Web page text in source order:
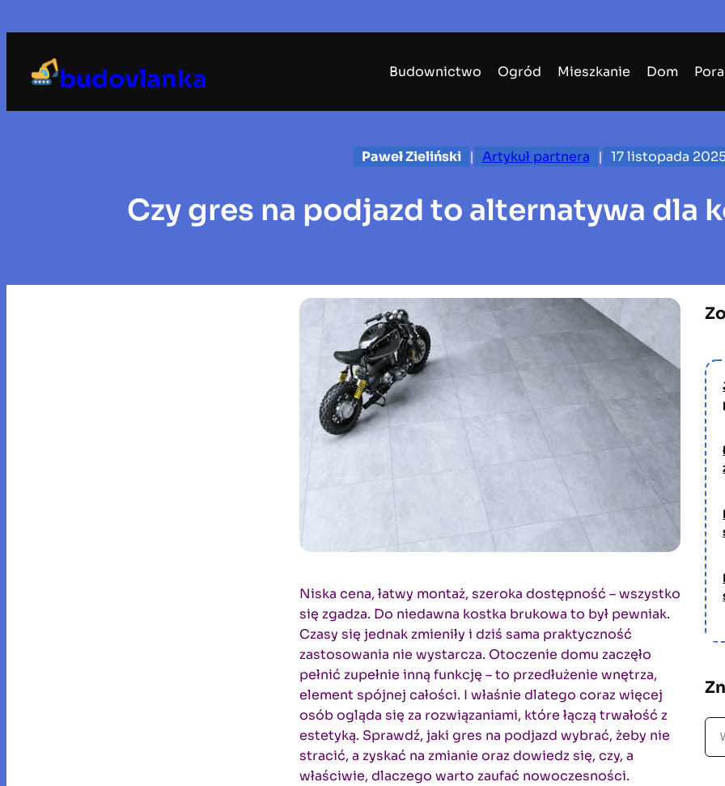
do
budovlanka Budownictwo Ogród Mieszkanie Dom
Paweł Zieliński | Artykuł partnera | 17 listopada
Czy gres na podjazd to alternatywa dla
Niska cena, łatwy montaż, szeroka dostępność – wszystko
się zgadza. Do niedawna kostka brukowa to był pewniak.
Czasy się jednak zmieniły i dziś sama praktyczność
zastosowania nie wystarcza. Otoczenie domu zaczęło
pełnić zupełnie inną funkcję – to przedłużenie wnętrza,
element spójnej całości. I właśnie dlatego coraz więcej
osób ogląda się za rozwiązaniami, które łączą trwałość z
estetyką. Sprawdź, jaki gres na podjazd wybrać, żeby nie
stracić, a zyskać na zmianie oraz dowiedz się, czy, a
właściwie, dlaczego warto zaufać nowoczesności.
S